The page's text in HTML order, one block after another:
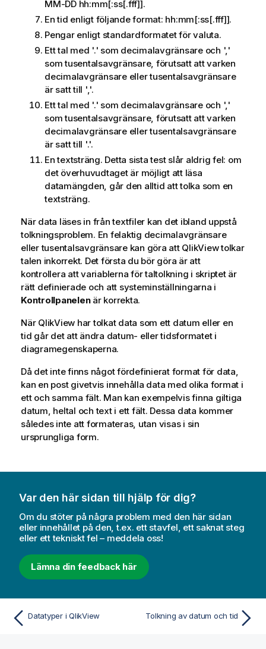
MM-DD hh:mm[:ss[.fff]].
En tid enligt följande format: hh:mm[:ss[.fff]].
Pengar enligt standardformatet för valuta.
Ett tal med '.' som decimalavgränsare och ','
som tusentalsavgränsare, förutsatt att varken
decimalavgränsare eller tusentalsavgränsare
är satt till ','.
Ett tal med '.' som decimalavgränsare och ','
som tusentalsavgränsare, förutsatt att varken
decimalavgränsare eller tusentalsavgränsare
är satt till '.'.
En textsträng. Detta sista test slår aldrig fel: om
det överhuvudtaget är möjligt att läsa
datamängden, går den alltid att tolka som en
textsträng.
När data läses in från textfiler kan det ibland uppstå
tolkningsproblem. En felaktig decimalavgränsare
eller tusentalsavgränsare kan göra att QlikViewtolkar
talen inkorrekt. Det första du bör göra är att
kontrollera att variablerna för taltolkning i skriptet är
rätt definierade och att systeminställningarna i
Kontrollpanelenär korrekta.
När QlikView har tolkat data som ett datum eller en
tid går det att ändra datum- eller tidsformatet i
diagramegenskaperna.
Då det inte finns något fördefinierat format för data,
kan en post givetvis innehålla data med olika format i
ett och samma fält. Man kan exempelvis finna giltiga
datum, heltal och text i ett fält. Dessa data kommer
således inte att formateras, utan visas i sin
ursprungliga form.
Var den här sidan till hjälp för dig?
Om du stöter på några problem med den här sidan
eller innehållet på den, t.ex. ett stavfel, ett saknat steg
eller ett tekniskt fel – meddela oss!
Lämna din feedback här
Datatyper i QlikView Tolkning av datum och tid